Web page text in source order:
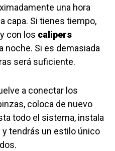
una hora
capa. Si tienes tiempo,
con los calipers
noche. Si es demasiada
será suficiente.
a conectar los
coloca de nuevo
todo el sistema, instala
tendrás un estilo único